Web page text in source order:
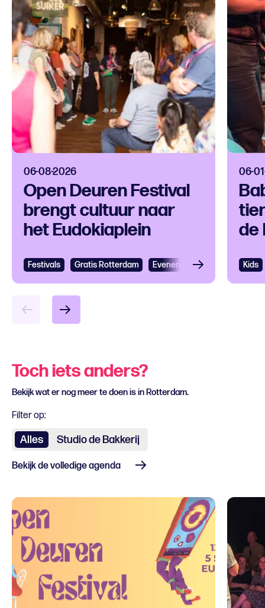
06-08-2026
Open Deuren Festival
brengt cultuur naar
het Eudokiaplein
Festivals Gratis Rotterdam Evenementen
06-
de
Kids
Toch iets anders?
Bekijk wat er nog meer te doen is in Rotterdam.
Filter op:
Alles Studio de Bakkerij
Bekijk de volledige agenda